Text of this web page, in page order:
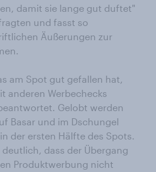
damit sie lange gut duftet"
und fasst so
Äußerungen zur
am Spot gut gefallen hat,
anderen Werbechecks
Gelobt werden
Basar und im Dschungel
der ersten Hälfte des Spots.
dass der Übergang
Produktwerbung nicht